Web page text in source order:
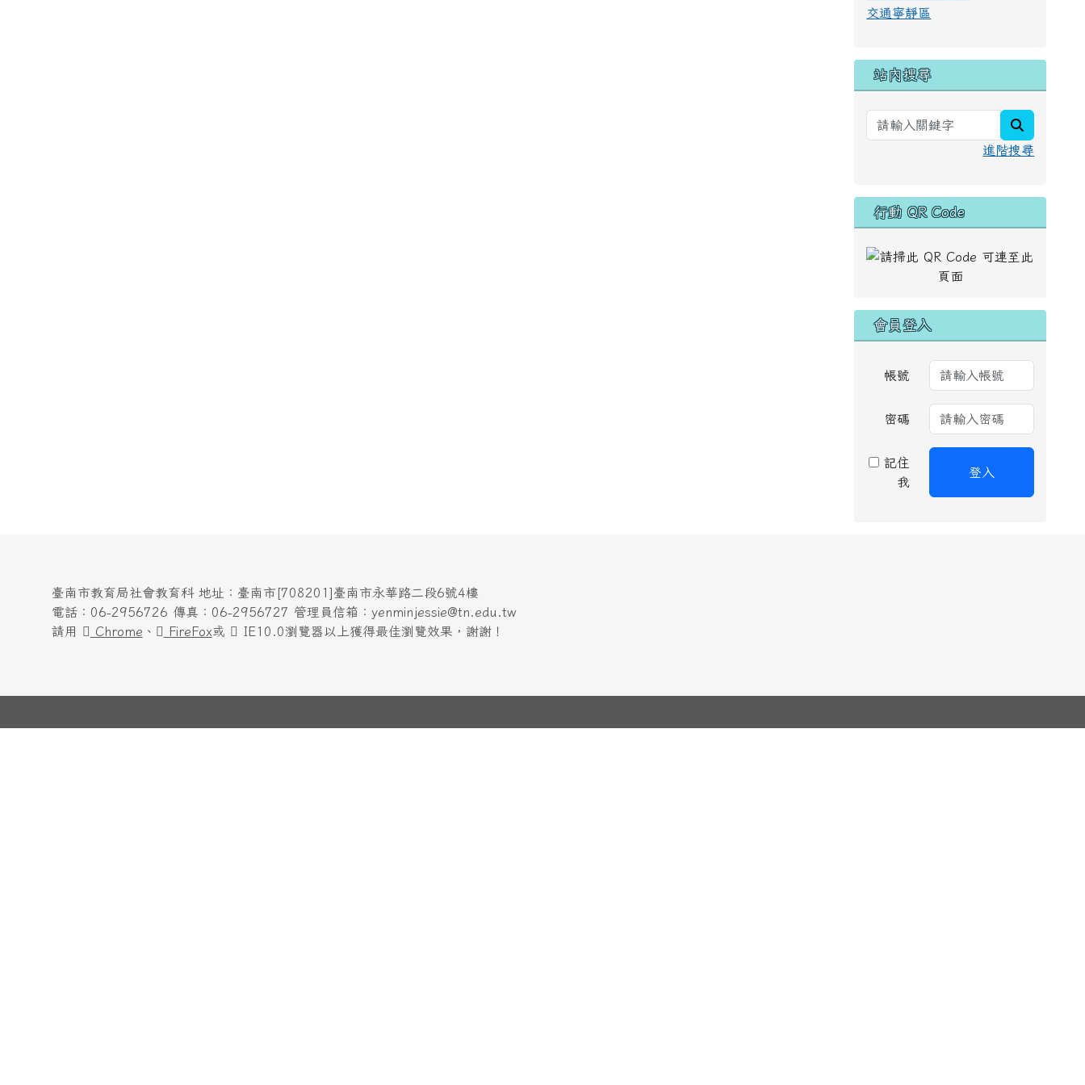
交通寧靜區
站內搜尋
進階搜尋
行動 QR Code
會員登入
帳號
密碼
記住
我
登入
臺南市教育局社會教育科 地址：臺南市[708201]臺南市永華路二段6號4樓
電話：06-2956726 傳真：06-2956727 管理員信箱：yenminjessie@tn.edu.tw
請用
Chrome 、 FireFox或 IE10.0瀏覽器以上獲得最佳瀏覽效果，謝謝！